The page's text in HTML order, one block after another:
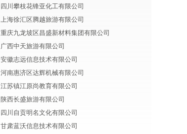
四川攀枝花锋亚化工有限公司
上海徐汇区腾越旅游有限公司
重庆九龙坡区昌盛新材料集团有限公司
广西中天旅游有限公司
安徽志远信息技术有限公司
河南惠济区达辉机械有限公司
江苏镇江原尚教育有限公司
陕西长盛旅游有限公司
四川自贡明名文化有限公司
甘肃蓝沃信息技术有限公司